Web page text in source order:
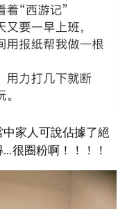
家人可說佔據了絕
很圈粉啊！！！！